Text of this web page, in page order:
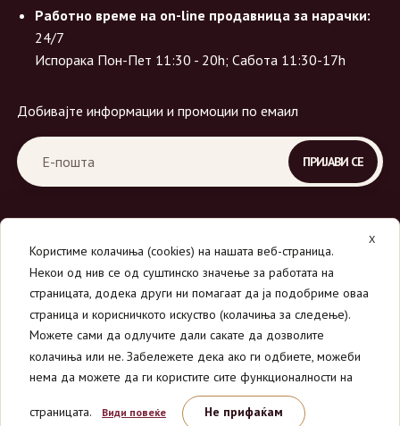
Работно време на on-line продавница за нарачки:
24/7
Испорака Пон-Пет 11:30 - 20h; Сабота 11:30-17h
Добивајте информации и промоции по емаил
© 2026Вино Маркет - МОНДАВИ ДООЕЛ.
Сите права се задржани.
X
Користиме колачиња (cookies) на нашата веб-страница.
Некои од нив се од суштинско значење за работата на
страницата, додека други ни помагаат да ја подобриме оваа
страница и корисничкото искуство (колачиња за следење).
Можете сами да одлучите дали сакате да дозволите
колачиња или не. Забележете дека ако ги одбиете, можеби
нема да можете да ги користите сите функционалности на
страницата. Види повеќе Не прифаќам